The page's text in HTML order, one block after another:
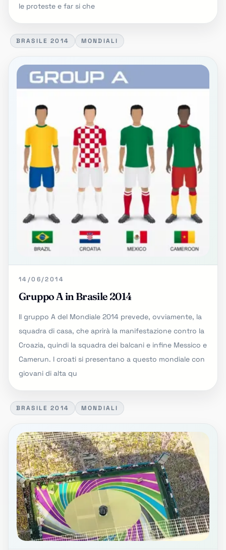
le proteste e far si che
BRASILE 2014 MONDIALI
14/06/2014
Gruppo A in Brasile 2014
Il gruppo A del Mondiale 2014 prevede, ovviamente, la
squadra di casa, che aprirà la manifestazione contro la
Croazia, quindi la squadra dei balcani e infine Messico e
Camerun. I croati si presentano a questo mondiale con
giovani di alta qu
BRASILE 2014 MONDIALI